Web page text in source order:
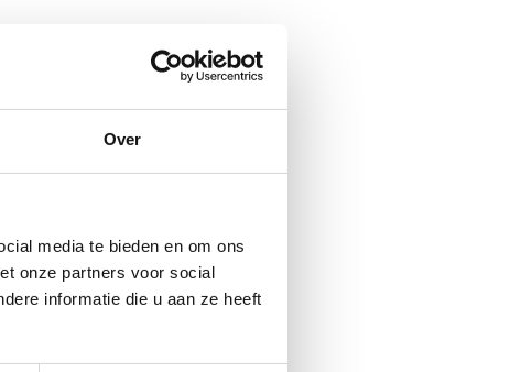
Over
media te bieden en om ons
onze partners voor social
informatie die u aan ze heeft